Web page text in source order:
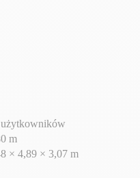
m
× 4,89 × 3,07 m